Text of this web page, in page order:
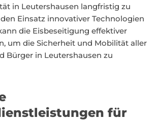
in Leutershausen langfristig zu
Einsatz innovativer Technologien
die Eisbeseitigung effektiver
um die Sicherheit und Mobilität aller
Bürger in Leutershausen zu
für